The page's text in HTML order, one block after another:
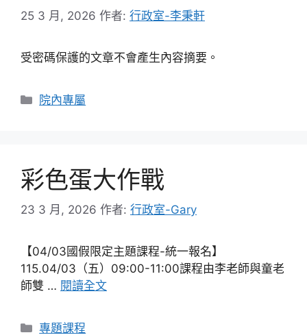
25 3 月, 2026 作者: 行政室-李秉軒
受密碼保護的文章不會產生內容摘要。
分
院內專屬
彩色蛋大作戰
23 3 月, 2026 作者: 行政室-Gary
【04/03國假限定主題課程-統一報名】
115.04/03（五）09:00-11:00課程由李老師與童老
師雙 … 閱讀全文
分
專題課程